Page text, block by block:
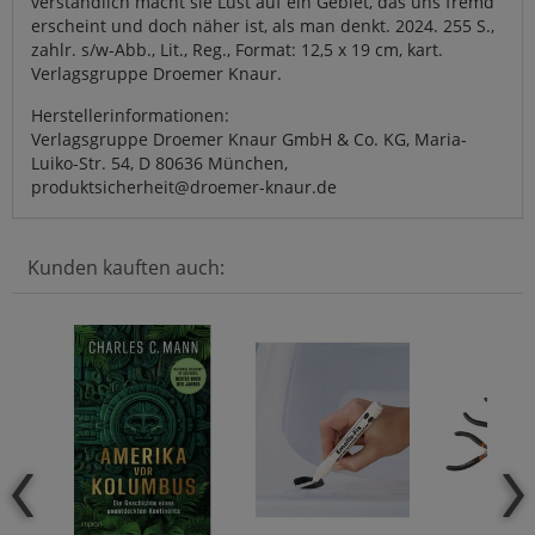
erscheint und doch näher ist, als man denkt. 2024. 255 S.,
zahlr. s/w-Abb., Lit., Reg., Format: 12,5 x 19 cm, kart.
Verlagsgruppe Droemer Knaur.
Herstellerinformationen:
Verlagsgruppe Droemer Knaur GmbH & Co. KG, Maria-
Luiko-Str. 54, D 80636 München,
produktsicherheit@droemer-knaur.de
Kunden kauften auch: